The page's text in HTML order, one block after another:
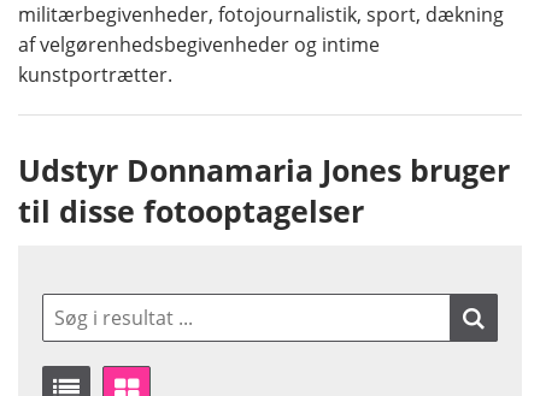
militærbegivenheder, fotojournalistik, sport, dækning
af velgørenhedsbegivenheder og intime
kunstportrætter.
Udstyr Donnamaria Jones bruger
til disse fotooptagelser